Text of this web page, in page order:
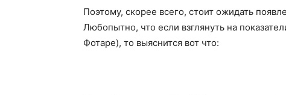
Поэтому, скорее всего, стоит ожидать
Любопытно, что если взглянуть на
Фотаре), то выяснится вот что: